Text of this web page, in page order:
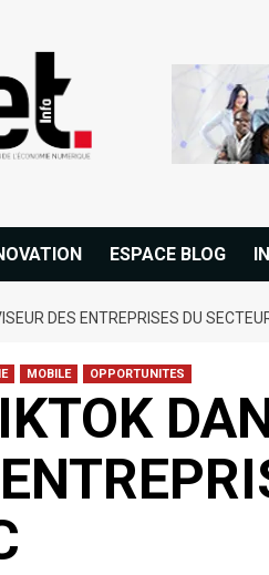
ESPACE BLOG
DES ENTREPRISES DU
MOBILE OPPORTUNITES